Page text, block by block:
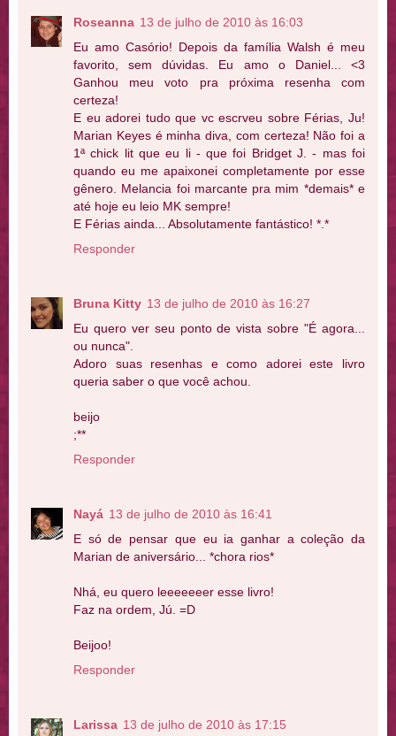
Roseanna 13 de julho de 2010 às 16:03
Eu amo Casório! Depois da família Walsh é meu
favorito, sem dúvidas. Eu amo o Daniel... <3
Ganhou meu voto pra próxima resenha com
certeza!
E eu adorei tudo que vc escrveu sobre Férias, Ju!
Marian Keyes é minha diva, com certeza! Não foi a
1ª chick lit que eu li - que foi Bridget J. - mas foi
quando eu me apaixonei completamente por esse
gênero. Melancia foi marcante pra mim *demais* e
até hoje eu leio MK sempre!
E Férias ainda... Absolutamente fantástico! *.*
Responder
Bruna Kitty 13 de julho de 2010 às 16:27
Eu quero ver seu ponto de vista sobre "É agora...
ou nunca".
Adoro suas resenhas e como adorei este livro
queria saber o que você achou.
beijo
;**
Responder
Nayá 13 de julho de 2010 às 16:41
E só de pensar que eu ia ganhar a coleção da
Marian de aniversário... *chora rios*
Nhá, eu quero leeeeeeer esse livro!
Faz na ordem, Jú. =D
Beijoo!
Responder
Larissa 13 de julho de 2010 às 17:15